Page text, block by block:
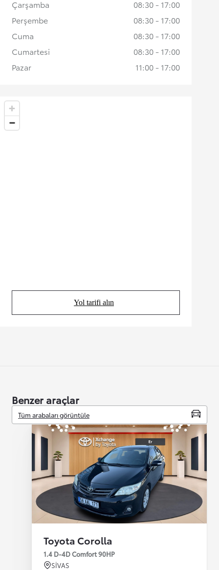
Yol tarifi alın
(Opens in new tab)
Çarşamba
08:30 - 17:00
Perşembe
08:30 - 17:00
Cuma
08:30 - 17:00
Cumartesi
08:30 - 17:00
Pazar
11:00 - 17:00
Benzer araçlar
Tüm arabaları görüntüle
Toyota Corolla
1.4 D-4D Comfort 90HP
SİVAS